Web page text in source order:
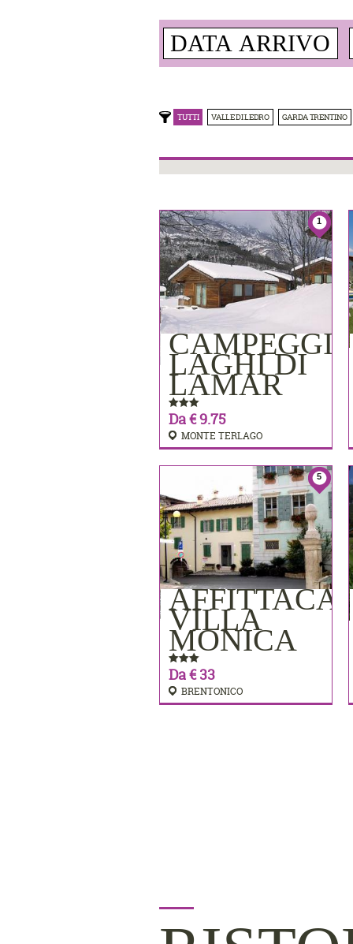
TUTTI VALLE DI LEDRO GARDA TRENTINO
1
LAGHI DI
LAMAR
Da € 9.75
MONTE TERLAGO
PRENOTA
5
VILLA
MONICA
Da € 33
BRENTONICO
PRENOTA